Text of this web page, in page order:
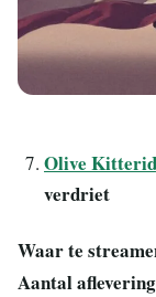
Olive
verdriet
Waar te
Aantal